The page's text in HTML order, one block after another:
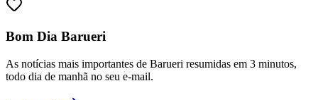
Bom Dia Barueri
As notícias mais importantes de Barueri resumidas em 3 minutos,
todo dia de manhã no seu e-mail.